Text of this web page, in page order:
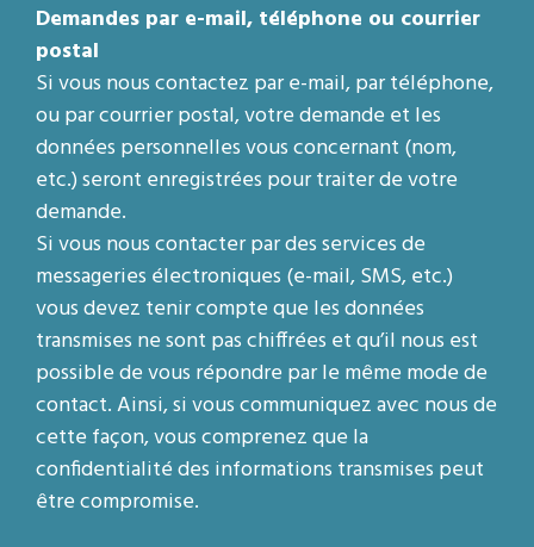
Demandes par e-mail, téléphone ou courrier
postal
Si vous nous contactez par e-mail, par téléphone,
ou par courrier postal, votre demande et les
données personnelles vous concernant (nom,
etc.) seront enregistrées pour traiter de votre
demande.
Si vous nous contacter par des services de
messageries électroniques (e-mail, SMS, etc.)
vous devez tenir compte que les données
transmises ne sont pas chiffrées et qu’il nous est
possible de vous répondre par le même mode de
contact. Ainsi, si vous communiquez avec nous de
cette façon, vous comprenez que la
confidentialité des informations transmises peut
être compromise.